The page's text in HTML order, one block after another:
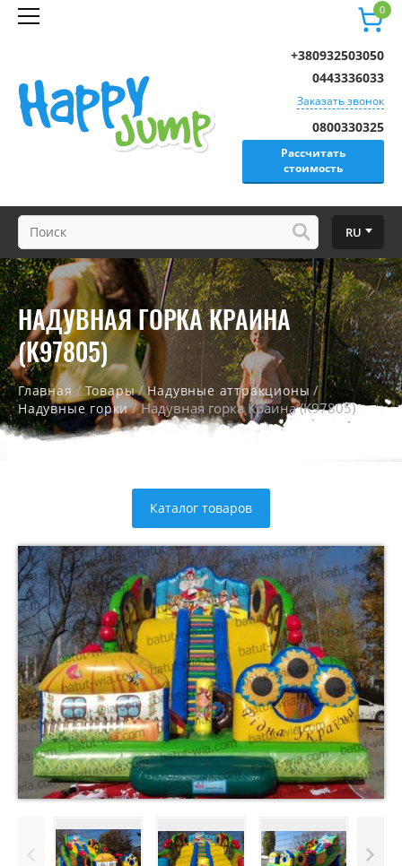
0
0800330325
Рассчитать
стоимость
+380932503050
0443336033
Заказать звонок
RU
НАДУВНАЯ ГОРКА КРАИНА
(K97805)
Главная /Товары/Надувные аттракционы /
Надувные горки/ Надувная горка Краина (K97805)
Каталог товаров